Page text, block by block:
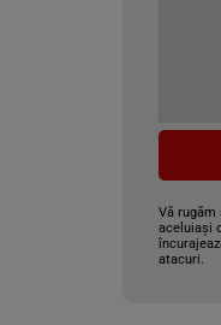
Vă rugăm
aceluiași
atacuri.